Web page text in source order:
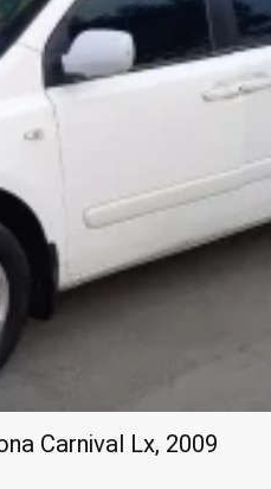
Carnival Lx, 2009